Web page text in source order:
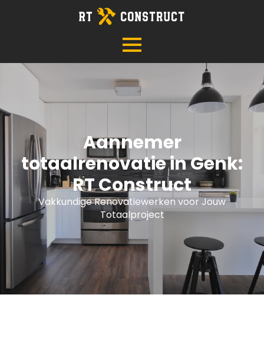
Aannemer
totaalrenovatie in Genk:
RT Construct
Vakkundige Renovatiewerken voor Jouw
Totaalproject